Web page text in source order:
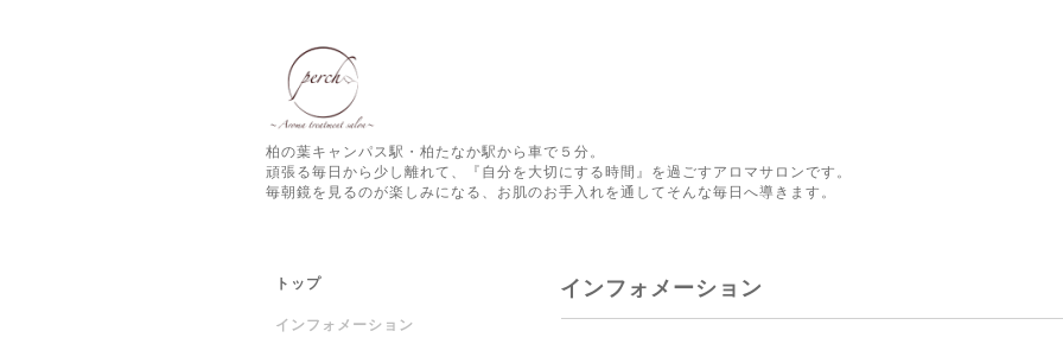
柏の葉キャンパス駅・柏たなか駅から車で５分。
頑張る毎日から少し離れて、『自分を大切にする時間』を過ごすアロマサロンです。
毎朝鏡を見るのが楽しみになる、お肌のお手入れを通してそんな毎日へ導きます。
インフォメーション
トップ
インフォメーション